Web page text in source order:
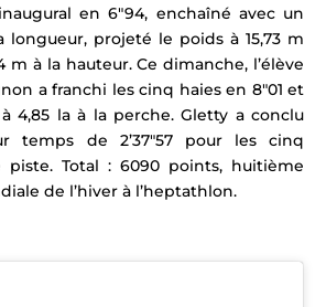
en 6″94, enchaîné avec un
longueur, projeté le poids à 15,73 m
m à la hauteur.Ce dimanche, l’élève
a franchi les cinq haies en 8″01 et
4,85 la à la perche. Gletty a conclu
temps de 2’37″57 pour les cinq
Total : 6090 points, huitième
de l’hiver à l’heptathlon.